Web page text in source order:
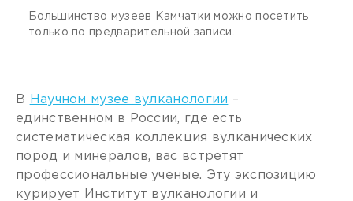
Большинство музеев Камчатки можно посетить
только по предварительной записи.
В Научном музее вулканологии –
единственном в России, где есть
систематическая коллекция вулканических
пород и минералов, вас встретят
профессиональные ученые. Эту экспозицию
курирует Институт вулканологии и